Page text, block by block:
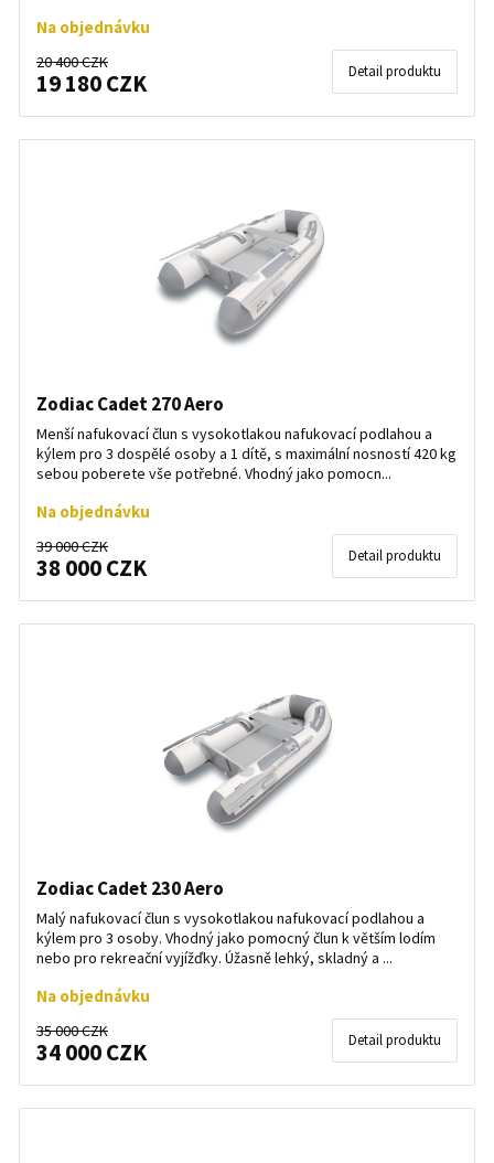
Na objednávku
20 400 CZK
19 180 CZK Detail produktu
Zodiac Cadet 270 Aero
Menší nafukovací člun s vysokotlakou nafukovací podlahou a
kýlem pro 3 dospělé osoby a 1 dítě, s maximální nosností 420 kg
sebou poberete vše potřebné. Vhodný jako pomocn...
Na objednávku
39 000 CZK
38 000 CZK Detail produktu
Zodiac Cadet 230 Aero
Malý nafukovací člun s vysokotlakou nafukovací podlahou a
kýlem pro 3 osoby. Vhodný jako pomocný člun k větším lodím
nebo pro rekreační vyjížďky. Úžasně lehký, skladný a ...
Na objednávku
35 000 CZK
34 000 CZK Detail produktu